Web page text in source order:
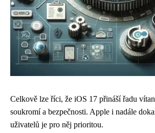
Celkově lze říci, že iOS 17 přináší řadu
soukromí a bezpečnosti. Apple i nadále
uživatelů je pro něj prioritou.